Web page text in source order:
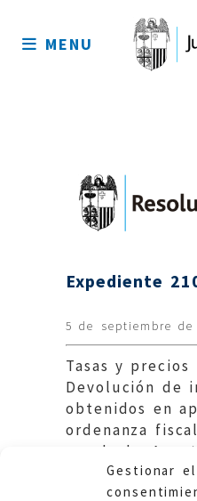
Gestionar el
sitio
MENU
Expediente
5 de septiembre de
Tasas y
Devolución de
obtenidos en
ordenanza
aprobada.
Fanlo.